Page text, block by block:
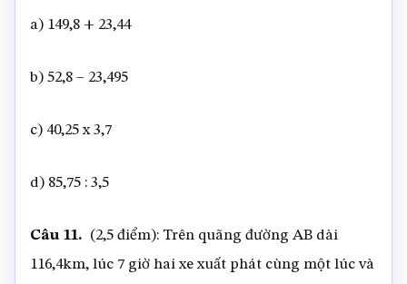
a) 149,8 + 23,44
b) 52,8 – 23,495
c) 40,25 x 3,7
d) 85,75 : 3,5
Câu 11. (2,5 điểm): Trên quãng đường AB dài
116,4km, lúc 7 giờ hai xe xuất phát cùng một lúc và